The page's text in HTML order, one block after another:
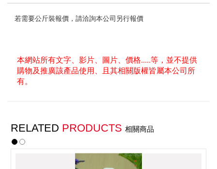
若需要公斤裝報價，請洽詢本公司另行報價
本網站所有文字、影片、圖片、價格.....等，並不提供
購物及推廣該產品使用、且其相關版權皆屬本公司所
有。
RELATED PRODUCTS 相關商品